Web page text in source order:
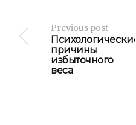
Previous post
Психологические
причины
избыточного
веса